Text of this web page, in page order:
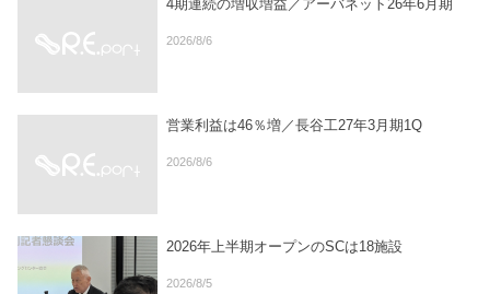
4期連続の増収増益／アーバネット26年6月期
2026/8/6
営業利益は46％増／長谷工27年3月期1Q
2026/8/6
2026年上半期オープンのSCは18施設
2026/8/5